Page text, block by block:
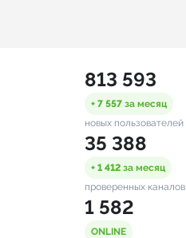
813 593
+ 7 557 за месяц
новых пользователей
35 388
+ 1 412 за месяц
проверенных каналов
1 582
ONLINE